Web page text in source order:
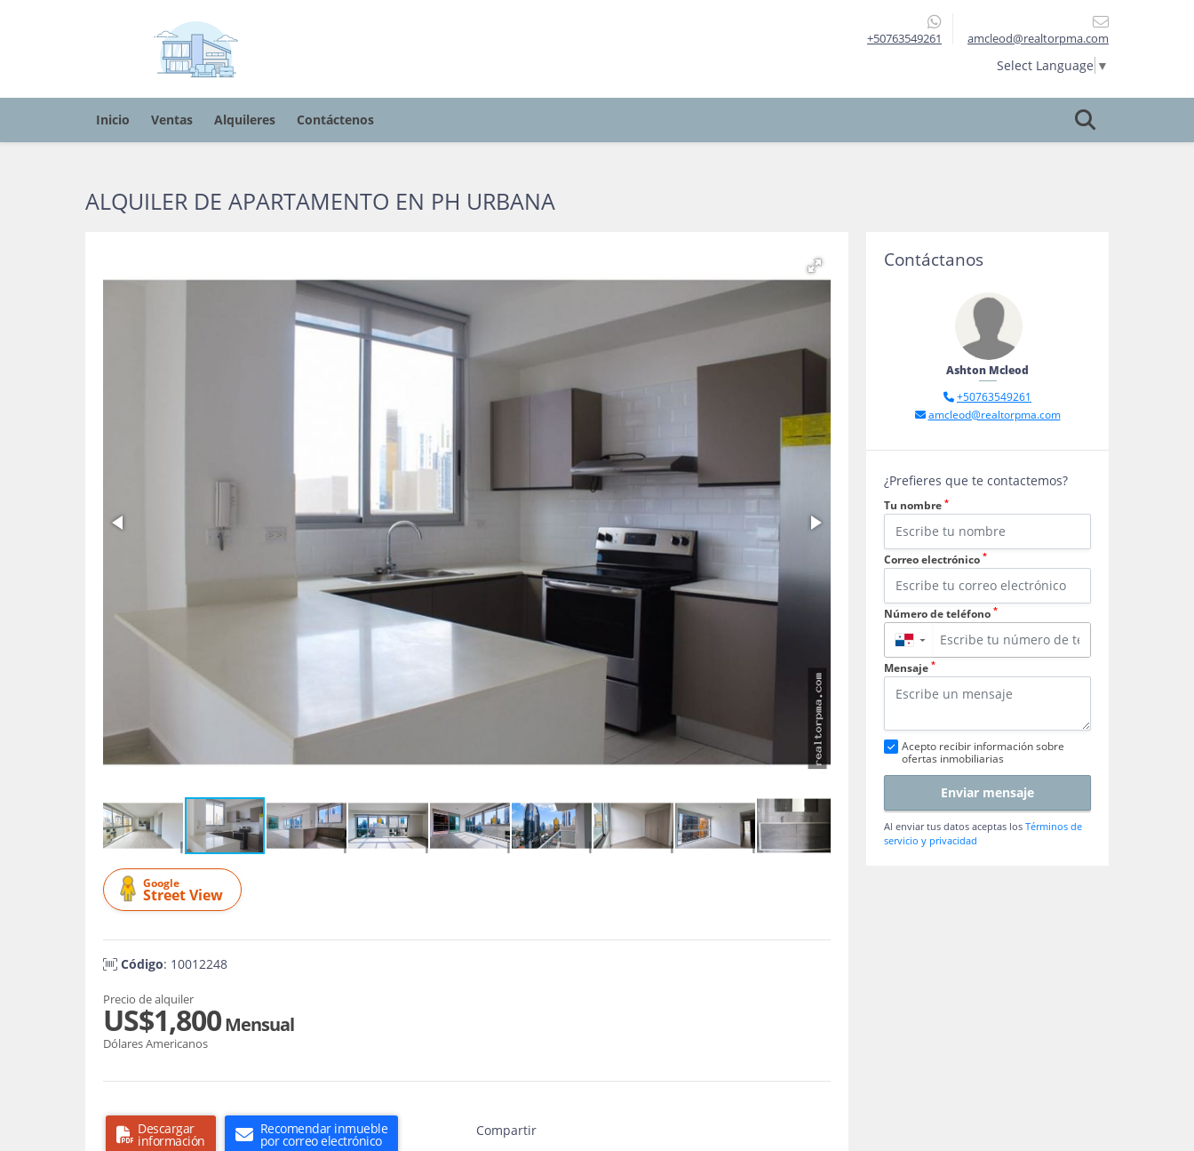
+50763549261 amcleod@realtorpma.com
Select Language ▼
Inicio Ventas Alquileres Contáctenos
ALQUILER DE APARTAMENTO EN PH URBANA
Google
Street View
Código: 10012248
Precio de alquiler
US$1,800Mensual
Dólares Americanos
Descargar
información
Recomendar inmueble
por correo electrónico
Compartir
Contáctanos
Ashton Mcleod
+50763549261
amcleod@realtorpma.com
¿Prefieres que te contactemos?
Tu nombre *
Correo electrónico *
Número de teléfono *
▼
Mensaje *
Acepto recibir información sobre
ofertas inmobiliarias
Enviar mensaje
Al enviar tus datos aceptas los Términos de
servicio y privacidad